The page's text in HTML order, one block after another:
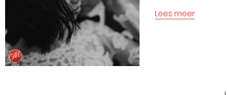
Lees meer